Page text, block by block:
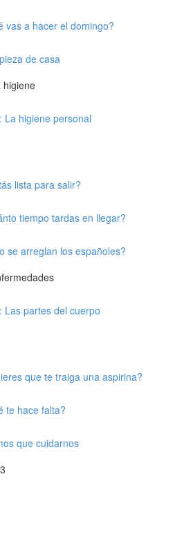
vas a hacer el domingo?
de casa
higiene
La higiene personal
lista para salir?
tiempo tardas en llegar?
se arreglan los españoles?
Las partes del cuerpo
que te traiga una aspirina?
te hace falta?
que cuidarnos